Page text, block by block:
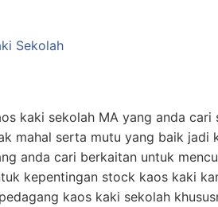
kaki sekolah MA yang anda cari
mahal serta mutu yang baik jadi
anda cari berkaitan untuk
kepentingan stock kaos kaki
kaos kaki sekolah